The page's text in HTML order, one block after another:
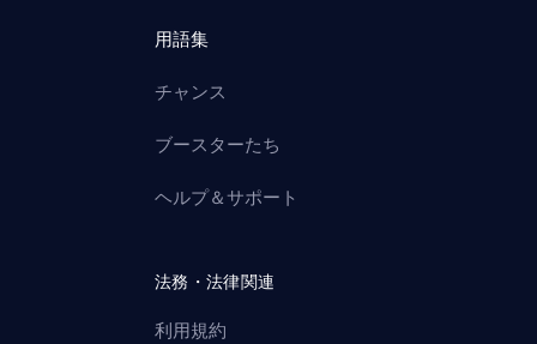
用語集
チャンス
ブースターたち
ヘルプ＆サポート
法務・法律関連
利用規約